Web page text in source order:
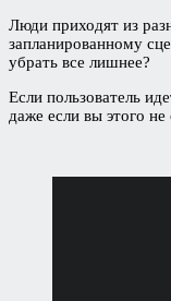
Люди приходят из
запланированному
убрать все лишнее?
Если пользователь
даже если вы этого не